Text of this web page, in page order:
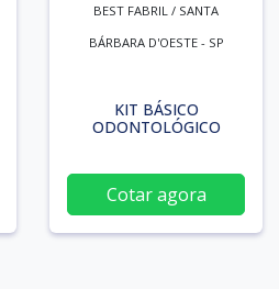
BEST FABRIL / SANTA
BÁRBARA D'OESTE - SP
KIT BÁSICO
ODONTOLÓGICO
Cotar agora